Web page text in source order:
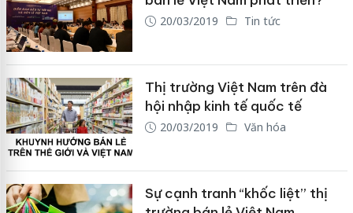
20/03/2019 Tin tức
Thị trường Việt Nam trên đà
hội nhập kinh tế quốc tế
20/03/2019 Văn hóa
Sự cạnh tranh “khốc liệt” thị